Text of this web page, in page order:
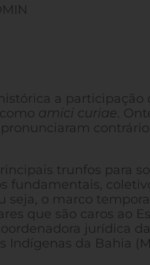
a participação
amici curiae.
trunfos para
fundamentais,
seja, o marco
que são caros ao
jurídica
Indígenas da Bahia